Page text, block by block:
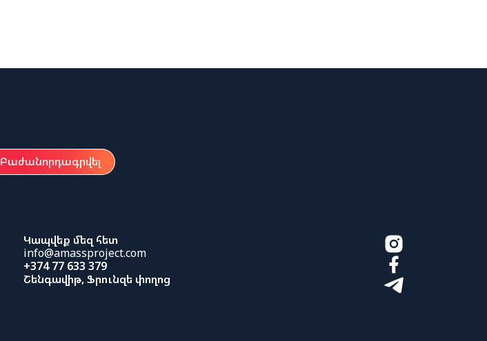
Բաժանորդագրվել
Կապվեք մեզ հետ
info@amassproject.com
+374 77 633 379
Շենգավիթ, Ֆրունզե փողոց